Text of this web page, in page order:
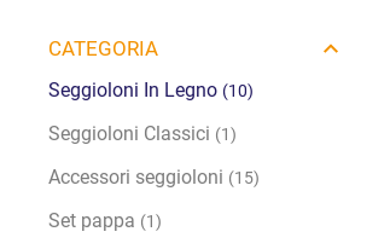
CATEGORIA
Seggioloni In Legno (10)
Seggioloni Classici (1)
Accessori seggioloni (15)
Set pappa (1)